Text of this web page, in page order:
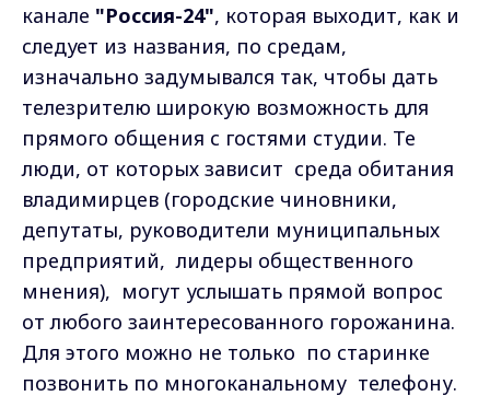
канале "Россия-24", которая выходит, как и
следует из названия, по средам,
изначально задумывался так, чтобы дать
телезрителю широкую возможность для
прямого общения с гостями студии. Те
люди, от которых зависит среда обитания
владимирцев (городские чиновники,
депутаты, руководители муниципальных
предприятий, лидеры общественного
мнения), могут услышать прямой вопрос
от любого заинтересованного горожанина.
Для этого можно не только по старинке
позвонить по многоканальному телефону.